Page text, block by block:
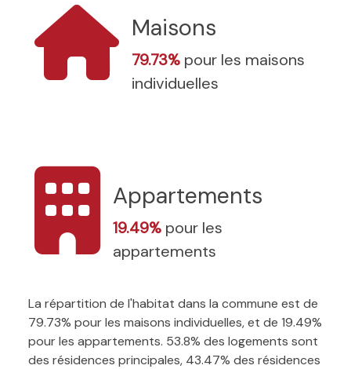
Maisons
79.73% pour les maisons
individuelles
Appartements
19.49% pour les
appartements
La répartition de l'habitat dans la commune est de
79.73% pour les maisons individuelles, et de 19.49%
pour les appartements. 53.8% des logements sont
des résidences principales, 43.47% des résidences